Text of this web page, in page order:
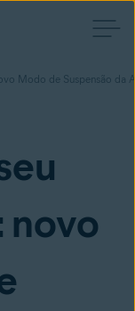
Modo de Suspensão da